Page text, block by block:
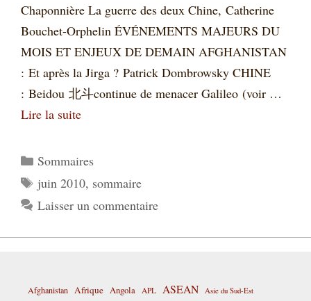
Chaponnière La guerre des deux Chine, Catherine
Bouchet-Orphelin ÉVÉNEMENTS MAJEURS DU
MOIS ET ENJEUX DE DEMAIN AFGHANISTAN
: Et après la Jirga ? Patrick Dombrowsky CHINE
: Beidou 北斗continue de menacer Galileo (voir …
Lire la suite
Catégories
Sommaires
Étiquettes
juin 2010, sommaire
Laisser un commentaire
Afghanistan Afrique Angola APL ASEAN Asie du Sud-Est